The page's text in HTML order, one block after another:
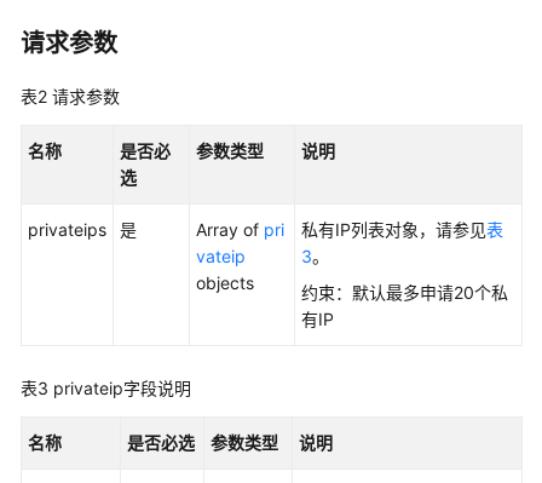
网
配
IP
IP
CreatePrivateip
请求参数
表2 请求参数
名称
是否必
选
参数类型 说明
privateips 是 Array of pri
vateip
objects
私有IP列表对象，请参见表
3。
约束：默认最多申请20个私
有IP
表3 privateip字段说明
名称 是否必选 参数类型 说明